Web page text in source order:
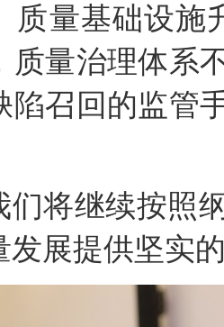
质量基础设施
质量治理体系
陷召回的监管
们将继续按照
发展提供坚实